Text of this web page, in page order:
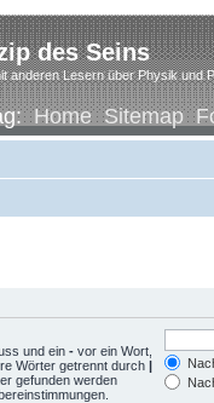
des Seins
anderen Lesern über Physik und
Home Sitemap
und ein - vor ein Wort,
Wörter getrennt durch |
gefunden werden